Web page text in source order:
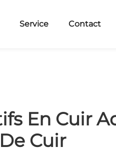
Service Contact
En Cuir
De Cuir